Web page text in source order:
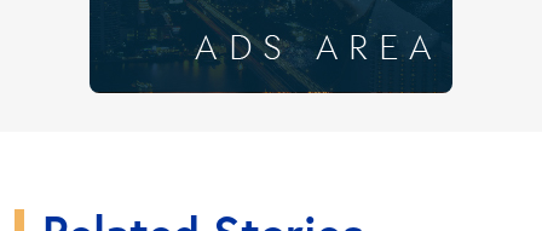
เริ่มต้นทริปด้วยการมาสัมผัสอากาศ และแสงแรกของวัน
‘จุดชมวิวหินเหล็กไฟ’ จุดชมวิวบนเนินเขาสูง
ใจกลางเมืองหัวหิน ซึ่งจะทำให้เราได้เห็นทัศนียภาพ และ